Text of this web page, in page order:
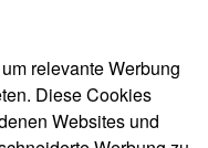
relevante Werbung
Diese Cookies
Websites und